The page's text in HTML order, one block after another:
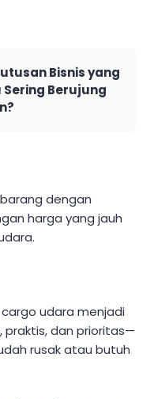
Bisnis yang
Berujung
dengan
harga yang jauh
udara menjadi
praktis, dan prioritas—
rusak atau butuh